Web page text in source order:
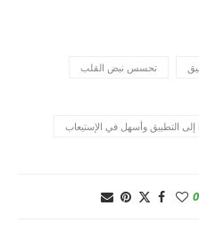
تحسس نبض القلب
التطبيق وأسهل في الإستيعاب
0